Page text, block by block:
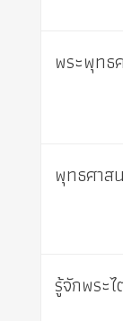
พระพุทธ
พุทธศาส
รู้จักพระ